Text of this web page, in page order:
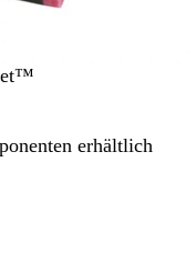
erhältlich